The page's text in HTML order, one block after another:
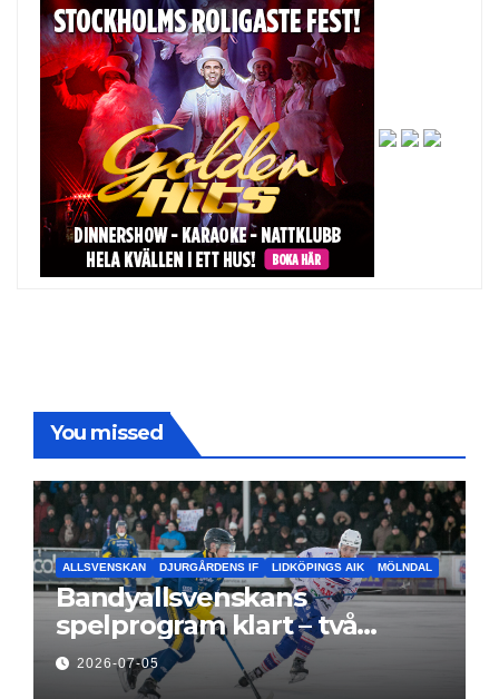
You missed
ALLSVENSKAN DJURGÅRDENS IF LIDKÖPINGS AIK MÖLNDAL
Bandyallsvenskans
spelprogram klart – två
föreningar jagar sin
elitseriesäsong
2026-07-05